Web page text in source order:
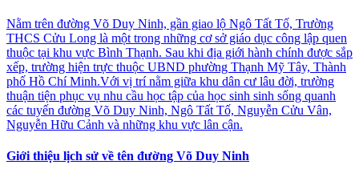
Nằm trên đường Võ Duy Ninh, gần giao lộ Ngô Tất Tố, Trường
THCS Cửu Long là một trong những cơ sở giáo dục công lập quen
thuộc tại khu vực Bình Thạnh. Sau khi địa giới hành chính được sắp
xếp, trường hiện trực thuộc UBND phường Thạnh Mỹ Tây, Thành
phố Hồ Chí Minh.Với vị trí nằm giữa khu dân cư lâu đời, trường
thuận tiện phục vụ nhu cầu học tập của học sinh sinh sống quanh
các tuyến đường Võ Duy Ninh, Ngô Tất Tố, Nguyễn Cửu Vân,
Nguyễn Hữu Cảnh và những khu vực lân cận.
Giới thiệu lịch sử về tên đường Võ Duy Ninh